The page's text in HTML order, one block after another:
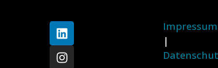
Impressum
|